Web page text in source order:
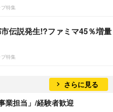
特集
伝説発生!?ファミマ45％増量
特集
さらに見る
業担当」/経験者歓迎